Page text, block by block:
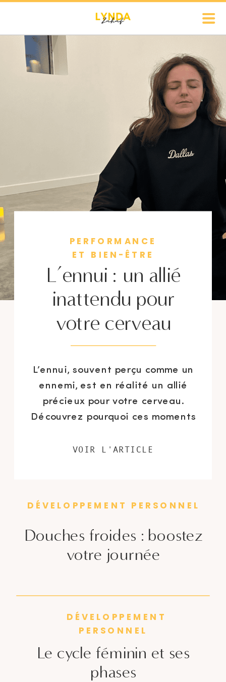
L’ennui : un allié
inattendu pour
votre cerveau
L’ennui, souvent perçu comme un
ennemi, est en réalité un allié
précieux pour votre cerveau.
Découvrez pourquoi ces moments
créativité, améliorer votre
PERFORMANCE
ET BIEN-ÊTRE
VOIR L'ARTICLE
Douches froides : boostez
votre journée
DÉVELOPPEMENT PERSONNEL
Le cycle féminin et ses
phases
DÉVELOPPEMENT
PERSONNEL